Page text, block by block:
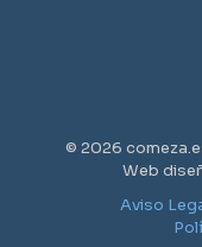
© 2026
Web
Aviso